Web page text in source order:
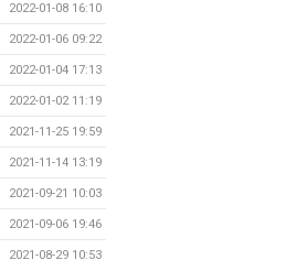
2022-01-08 16:10
2022-01-06 09:22
2022-01-04 17:13
2022-01-02 11:19
2021-11-25 19:59
2021-11-14 13:19
2021-09-21 10:03
2021-09-06 19:46
2021-08-29 10:53